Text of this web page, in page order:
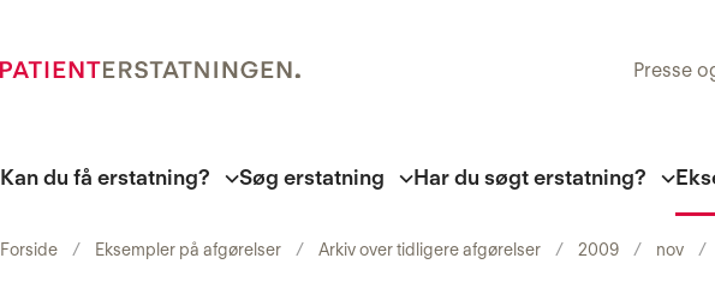
Presse
Kan du få erstatning? Søg erstatning Har du søgt erstatning?
Forside Eksempler på afgørelser Arkiv over tidligere afgørelser 2009 nov